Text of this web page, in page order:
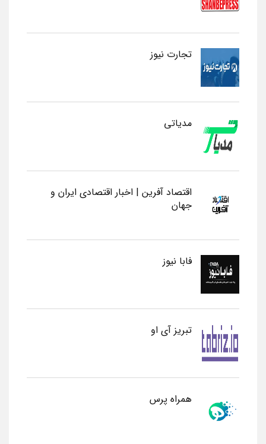
تجارت نیوز
مدیاتی
اقتصاد آفرین | اخبار اقتصادی ایران و
جهان
فابا نیوز
تبریز آی او
همراه پرس